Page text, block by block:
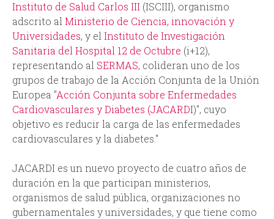
Instituto de Salud Carlos III (ISCIII), organismo
adscrito al Ministerio de Ciencia, innovación y
Universidades, y el Instituto de Investigación
Sanitaria del Hospital 12 de Octubre (i+12),
representando al SERMAS, colideran uno de los
grupos de trabajo de la Acción Conjunta de la Unión
Europea "Acción Conjunta sobre Enfermedades
Cardiovasculares y Diabetes (JACARDI)", cuyo
objetivo es reducir la carga de las enfermedades
cardiovasculares y la diabetes."
JACARDI es un nuevo proyecto de cuatro años de
duración en la que participan ministerios,
organismos de salud pública, organizaciones no
gubernamentales y universidades, y que tiene como